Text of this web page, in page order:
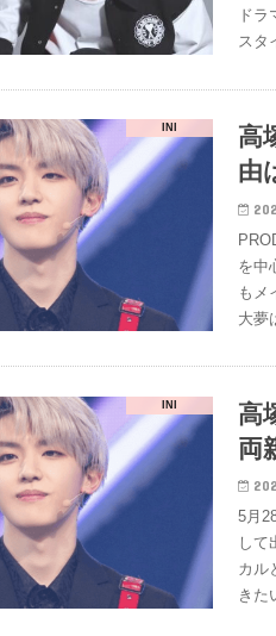
ド
スタ
INI
高
由
を中
もメ
大夢
INI
高
両
5月
して
カル
きた